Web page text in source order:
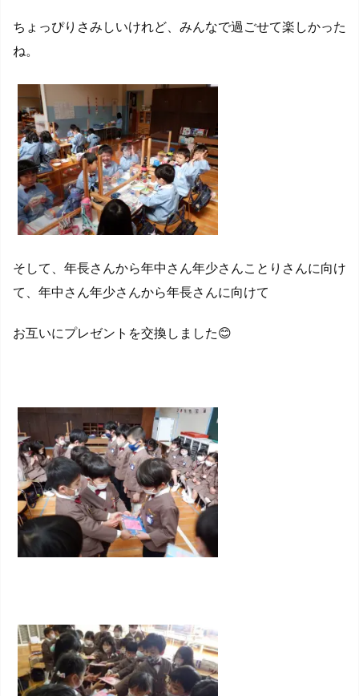
ちょっぴりさみしいけれど、みんなで過ごせて楽しかった
ね。
そして、年長さんから年中さん年少さんことりさんに向け
て、年中さん年少さんから年長さんに向けて
お互いにプレゼントを交換しました😊